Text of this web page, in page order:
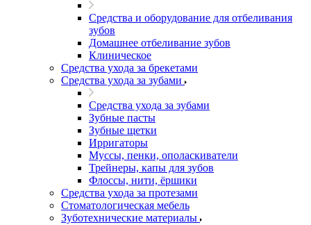
Средства и оборудование для отбеливания
зубов
Домашнее отбеливание зубов
Клиническое
Средства ухода за брекетами
Средства ухода за зубами
Средства ухода за зубами
Зубные пасты
Зубные щетки
Ирригаторы
Муссы, пенки, ополаскиватели
Трейнеры, капы для зубов
Флоссы, нити, ёршики
Средства ухода за протезами
Стоматологическая мебель
Зуботехнические материалы